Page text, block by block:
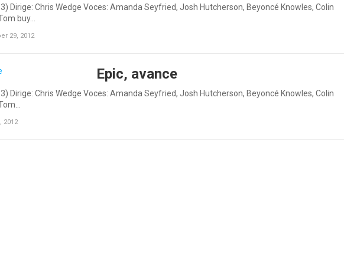
Dirige: Chris Wedge Voces: Amanda Seyfried, Josh Hutcherson, Beyoncé Knowles, Colin
buy…
29, 2012
Epic, avance
Dirige: Chris Wedge Voces: Amanda Seyfried, Josh Hutcherson, Beyoncé Knowles, Colin
2012